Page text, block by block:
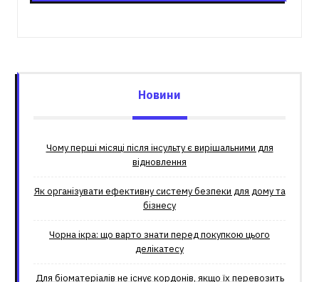
Новини
Чому перші місяці після інсульту є вирішальними для
відновлення
Як організувати ефективну систему безпеки для дому та
бізнесу
Чорна ікра: що варто знати перед покупкою цього
делікатесу
Для біоматеріалів не існує кордонів, якщо їх перевозить